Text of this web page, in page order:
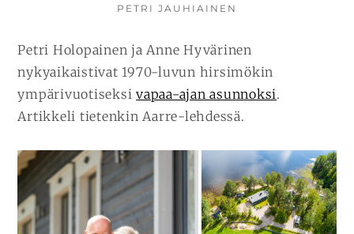
KIRJOITTAJA
PETRI JAUHIAINEN
Petri Holopainen ja Anne Hyvärinen
nykyaikaistivat 1970-luvun hirsimökin
ympärivuotiseksivapaa-ajan asunnoksi.
Artikkeli tietenkin Aarre-lehdessä.